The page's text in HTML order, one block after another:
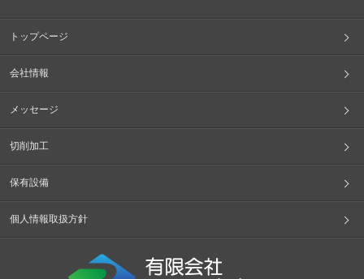
トップページ
会社情報
メッセージ
切削加工
保有設備
個人情報取扱方針